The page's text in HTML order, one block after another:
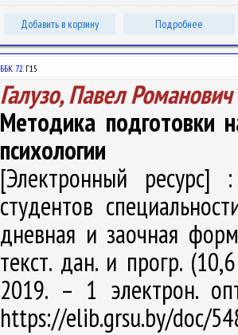
Добавить в корзину Подробнее
ББК 72.Г15
Галузо, Павел Романович
Методика подготовки
психологии
[Электронный ресурс]
студентов
дневная и заочная
текст. дан. и прогр.
2019. – 1 электрон.
https://elib.grsu.by/doc/